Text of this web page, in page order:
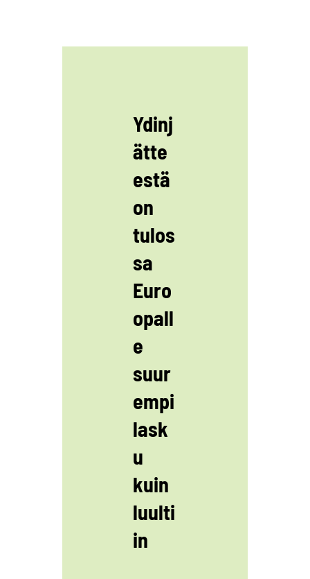
Ydinj
ätte
estä
on
tulos
sa
Euro
opall
e
suur
empi
lask
u
kuin
luulti
in